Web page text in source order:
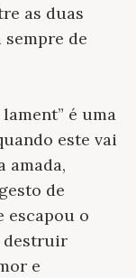
as duas
de
é uma
este vai
amada,
de
escapou o
destruir
e